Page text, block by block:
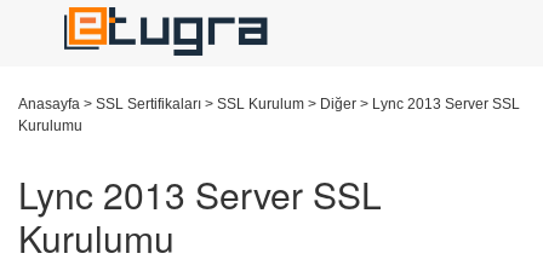
Anasayfa > SSL Sertifikaları > SSL Kurulum > Diğer > Lync 2013 Server SSL
Kurulumu
Lync 2013 Server SSL
Kurulumu